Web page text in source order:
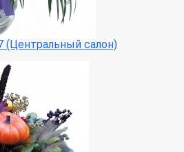
(Центральный салон)